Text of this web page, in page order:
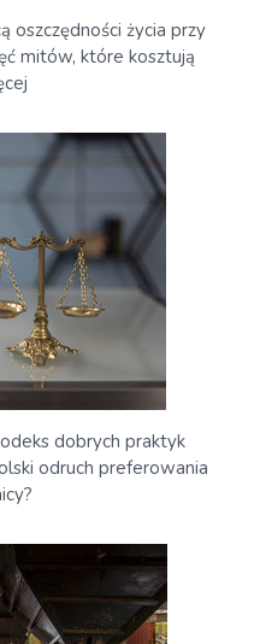
oszczędności życia przy
mitów, które kosztują
dobrych praktyk
odruch preferowania